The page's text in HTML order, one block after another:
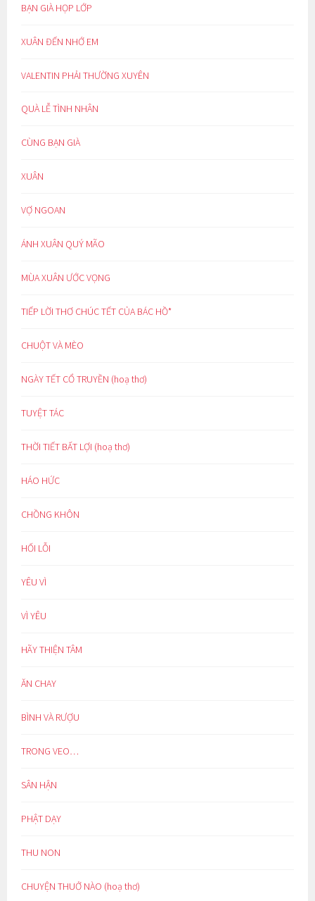
BẠN GIÀ HỌP LỚP
XUÂN ĐẾN NHỚ EM
VALENTIN PHẢI THƯỜNG XUYÊN
QUÀ LỄ TÌNH NHÂN
CÙNG BẠN GIÀ
XUÂN
VỢ NGOAN
ÁNH XUÂN QUÝ MÃO
MÙA XUÂN ƯỚC VỌNG
TIẾP LỜI THƠ CHÚC TẾT CỦA BÁC HỒ*
CHUỘT VÀ MÈO
NGÀY TẾT CỔ TRUYỀN (hoạ thơ)
TUYỆT TÁC
THỜI TIẾT BẤT LỢI (hoạ thơ)
HÁO HỨC
CHỒNG KHÔN
HỐI LỖI
YÊU VÌ
VÌ YÊU
HÃY THIỆN TÂM
ĂN CHAY
BÌNH VÀ RƯỢU
TRONG VEO…
SÂN HẬN
PHẬT DẠY
THU NON
CHUYỆN THUỞ NÀO (hoạ thơ)